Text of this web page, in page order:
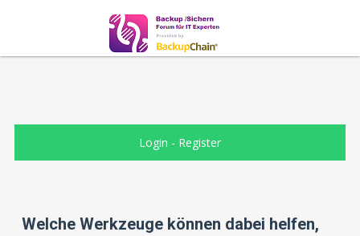
Login - Register
Welche Werkzeuge können dabei helfen,